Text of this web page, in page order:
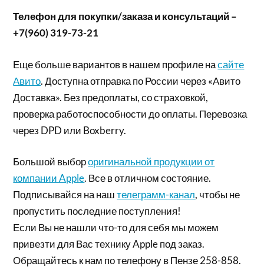
Телефон для покупки/заказа и консультаций –
+7(960) 319-73-21
Еще больше вариантов в нашем профиле насайте
Авито. Доступна отправка по России через «Авито
Доставка». Без предоплаты, со страховкой,
проверка работоспособности до оплаты. Перевозка
через DPD или Boxberry.
Большой выбороригинальной продукции от
компании Apple. Все в отличном состояние.
Подписывайся на наштелеграмм-канал, чтобы не
пропустить последние поступления!
Если Вы не нашли что-то для себя мы можем
привезти для Вас технику Apple под заказ.
Обращайтесь к нам по телефону в Пензе 258-858.